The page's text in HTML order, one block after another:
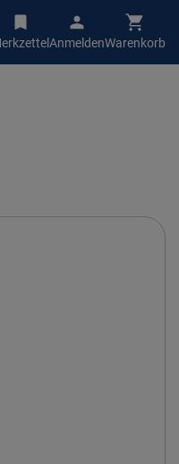
AnmeldenWarenkorb